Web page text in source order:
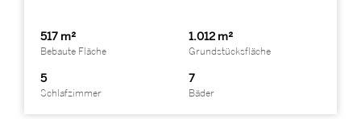
517 m²
Bebaute Fläche
1.012 m²
Grundstücksfläche
5
Schlafzimmer
7
Bäder